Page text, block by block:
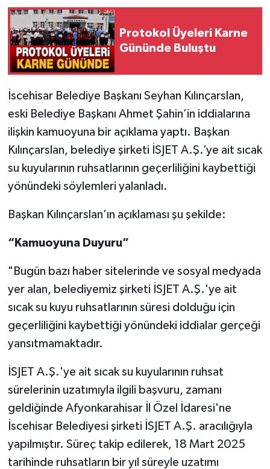
Protokol Üyeleri Karne
Gününde Buluştu
İscehisar Belediye Başkanı Seyhan Kılınçarslan,
eski Belediye Başkanı Ahmet Şahin’in iddialarına
ilişkin kamuoyuna bir açıklama yaptı. Başkan
Kılınçarslan, belediye şirketi İSJET A.Ş.’ye ait sıcak
su kuyularının ruhsatlarının geçerliliğini kaybettiği
yönündeki söylemleri yalanladı.
Başkan Kılınçarslan’ın açıklaması şu şekilde:
“Kamuoyuna Duyuru”
"Bugün bazı haber sitelerinde ve sosyal medyada
yer alan, belediyemiz şirketi İSJET A.Ş.'ye ait
sıcak su kuyu ruhsatlarının süresi dolduğu için
geçerliliğini kaybettiği yönündeki iddialar gerçeği
yansıtmamaktadır.
İSJET A.Ş.'ye ait sıcak su kuyularının ruhsat
sürelerinin uzatımıyla ilgili başvuru, zamanı
geldiğinde Afyonkarahisar İl Özel İdaresi'ne
İscehisar Belediyesi şirketi İSJET A.Ş. aracılığıyla
yapılmıştır. Süreç takip edilerek, 18 Mart 2025
tarihinde ruhsatların bir yıl süreyle uzatımı